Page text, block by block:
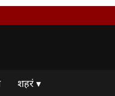
शहरं ▾